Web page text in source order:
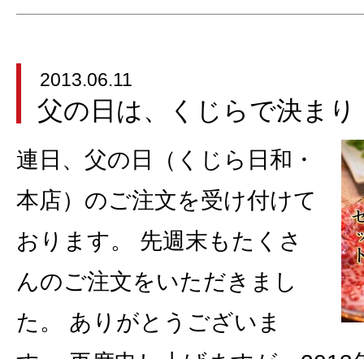
2013.06.11
父の日は、くじらで決まり
連日、父の日（くじら日和・
本店）のご注文を受け付けて
おります。 先週末もたくさ
んのご注文をいただきまし
た。 ありがとうございま